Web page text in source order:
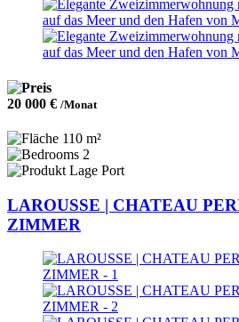
20 000 € /Monat
110 m²
2
Port
LAROUSSE | CHATEAU
ZIMMER